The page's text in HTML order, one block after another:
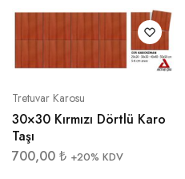
Tretuvar Karosu
30×30 Kırmızı Dörtlü Karo
Taşı
700,00 ₺ +20% KDV